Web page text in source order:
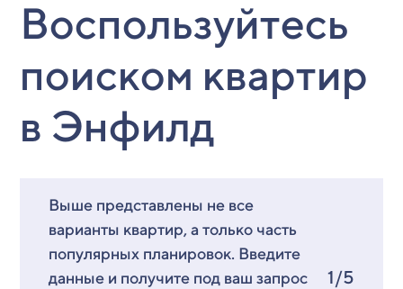
Воспользуйтесь
поиском квартир
в Энфилд
Выше представлены не все
варианты квартир, а только часть
популярных планировок. Введите
данные и получите под ваш запрос
1/5